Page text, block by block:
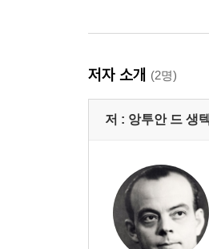
저자 소개 (2명)
저 : 앙투안 드 생